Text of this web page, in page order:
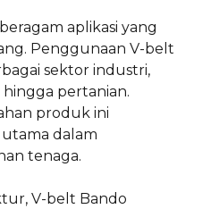
aplikasi yang
Penggunaan V-belt
sektor industri,
pertanian.
produk ini
dalam
tenaga.
V-belt Bando